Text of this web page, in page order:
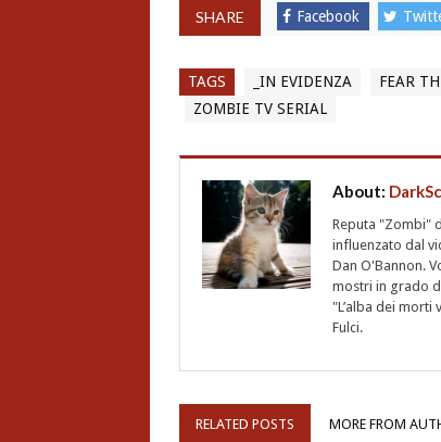
SHARE Facebook
TAGS _IN EVIDENZA FEAR
ZOMBIE TV SERIAL
About:
Reputa "Zombi"
influenzato dal
Dan O'Bannon.
mostri in grado
"L’alba dei
Fulci.
RELATED POSTS MORE FROM